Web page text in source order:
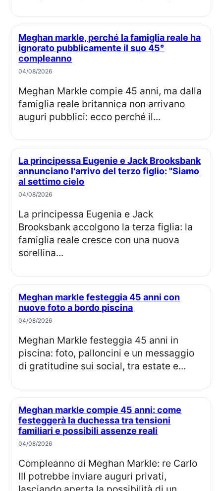
Meghan markle, perché la famiglia reale ha
ignorato pubblicamente il suo 45°
compleanno
04/08/2026
Meghan Markle compie 45 anni, ma dalla
famiglia reale britannica non arrivano
auguri pubblici: ecco perché il...
La principessa Eugenie e Jack Brooksbank
annunciano l'arrivo del terzo figlio: "Siamo
al settimo cielo
04/08/2026
La principessa Eugenia e Jack
Brooksbank accolgono la terza figlia: la
famiglia reale cresce con una nuova
sorellina...
Meghan markle festeggia 45 anni con
nuove foto a bordo piscina
04/08/2026
Meghan Markle festeggia 45 anni in
piscina: foto, palloncini e un messaggio
di gratitudine sui social, tra estate e...
Meghan markle compie 45 anni: come
festeggerà la duchessa tra tensioni
familiari e possibili assenze reali
04/08/2026
Compleanno di Meghan Markle: re Carlo
III potrebbe inviare auguri privati,